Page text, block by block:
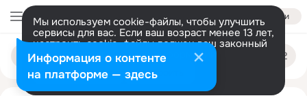
Войти
Мы используем cookie-файлы, чтобы улучшить
сервисы для вас. Если ваш возраст менее 13 лет,
настроить cookie-файлы должен ваш законный
представитель. Больше информации
Разрешить все Настроить
Поиск
людям
diana vorontsova
Информация о контенте
на платформе — здесь